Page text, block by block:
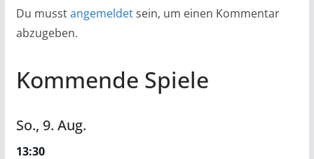
Du musstangemeldetsein, um einen Kommentar
abzugeben.
Kommende Spiele
So., 9. Aug.
13:30